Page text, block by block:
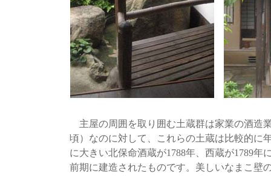
主屋の周囲を取り囲む土蔵群は家業の酒造
頃）なのに対して、これらの土蔵は比較的に
に大きい北保命酒蔵が1788年、西蔵が1789
前期に建造されたものです。美しいなまこ壁